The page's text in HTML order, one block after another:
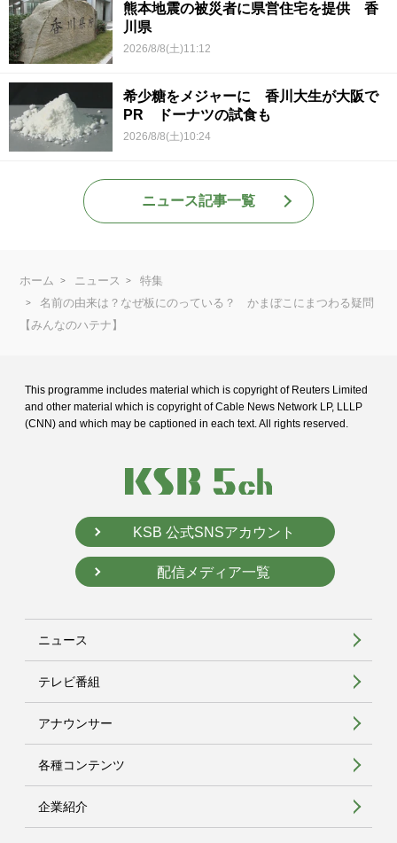
熊本地震の被災者に県営住宅を提供 香
川県
2026/8/8(土)11:12
希少糖をメジャーに 香川大生が大阪で
PR ドーナツの試食も
2026/8/8(土)10:24
ニュース記事一覧
ホーム ニュース
特集
名前の由来は？なぜ板にのっている？ かまぼこにまつわる疑問
【みんなのハテナ】
This programme includes material which is copyright of Reuters Limited
and other material which is copyright of Cable News Network LP, LLLP
(CNN) and which may be captioned in each text. All rights reserved.
KSB 公式SNSアカウント
配信メディア一覧
ニュース
テレビ番組
アナウンサー
各種コンテンツ
企業紹介